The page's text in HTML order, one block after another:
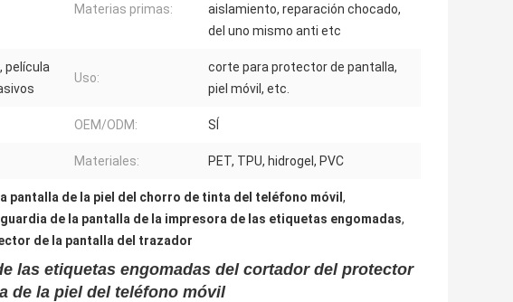
Materias primas:
aislamiento, reparación chocado,
del uno mismo anti etc
película
Uso:
corte para protector de pantalla,
piel móvil, etc.
OEM/ODM: SÍ
Materiales: PET, TPU, hidrogel, PVC
pantalla de la piel del chorro de tinta del teléfono móvil,
de la pantalla de la impresora de las etiquetas engomadas,
de la pantalla del trazador
las etiquetas engomadas del cortador del protector
de la piel del teléfono móvil